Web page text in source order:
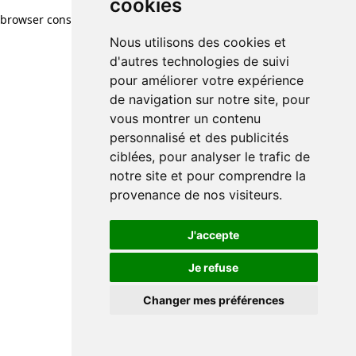
cookies
Nous utilisons des cookies et
d'autres technologies de suivi
pour améliorer votre expérience
de navigation sur notre site, pour
vous montrer un contenu
personnalisé et des publicités
ciblées, pour analyser le trafic de
notre site et pour comprendre la
provenance de nos visiteurs.
J'accepte
Je refuse
Changer mes préférences
browser console for more information)